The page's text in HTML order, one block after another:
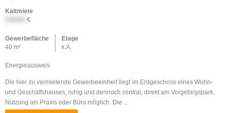
Kaltmiete
€
Gewerbefläche
40 m²
Etage
k.A.
Energieausweis
Die hier zu vermietende Gewerbeeinheit liegt im Erdgeschoss eines Wohn-
und Geschäftshauses, ruhig und dennoch zentral, direkt am Vorgebirgspark.
Nutzung als Praxis oder Büro möglich. Die ...